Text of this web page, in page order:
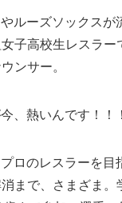
ルーズソックスが
子高校生レスラー
ンサー。
、熱いんです！！！
ロのレスラーを目
まで、さまざま